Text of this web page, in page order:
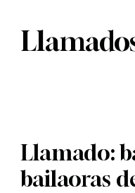
Llamado:
bailaoras